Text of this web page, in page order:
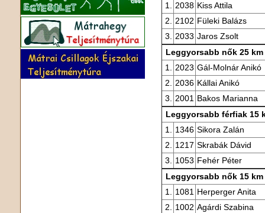
1.
2038 Kiss Attila
2.
2102 Füleki Balázs
3.
2033 Jaros Zsolt
Leggyorsabb nők 25 km
1.
2023 Gál-Molnár Anikó
2.
2036 Kállai Anikó
3.
2001 Bakos Marianna
Leggyorsabb férfiak 15
1.
1346 Sikora Zalán
2.
1217 Skrabák Dávid
3.
1053 Fehér Péter
Leggyorsabb nők 15 km
1.
1081 Herperger Anita
2.
1002 Agárdi Szabina